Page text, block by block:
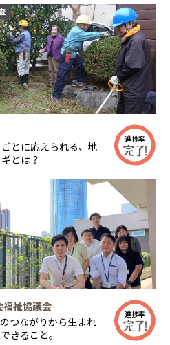
とに応えられる、地
とは？
進捗率
福祉協議会
つながりから生まれ
きること。
進捗率